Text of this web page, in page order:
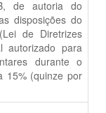
de autoria do
disposições do
de Diretrizes
autorizado para
durante o
15% (quinze por